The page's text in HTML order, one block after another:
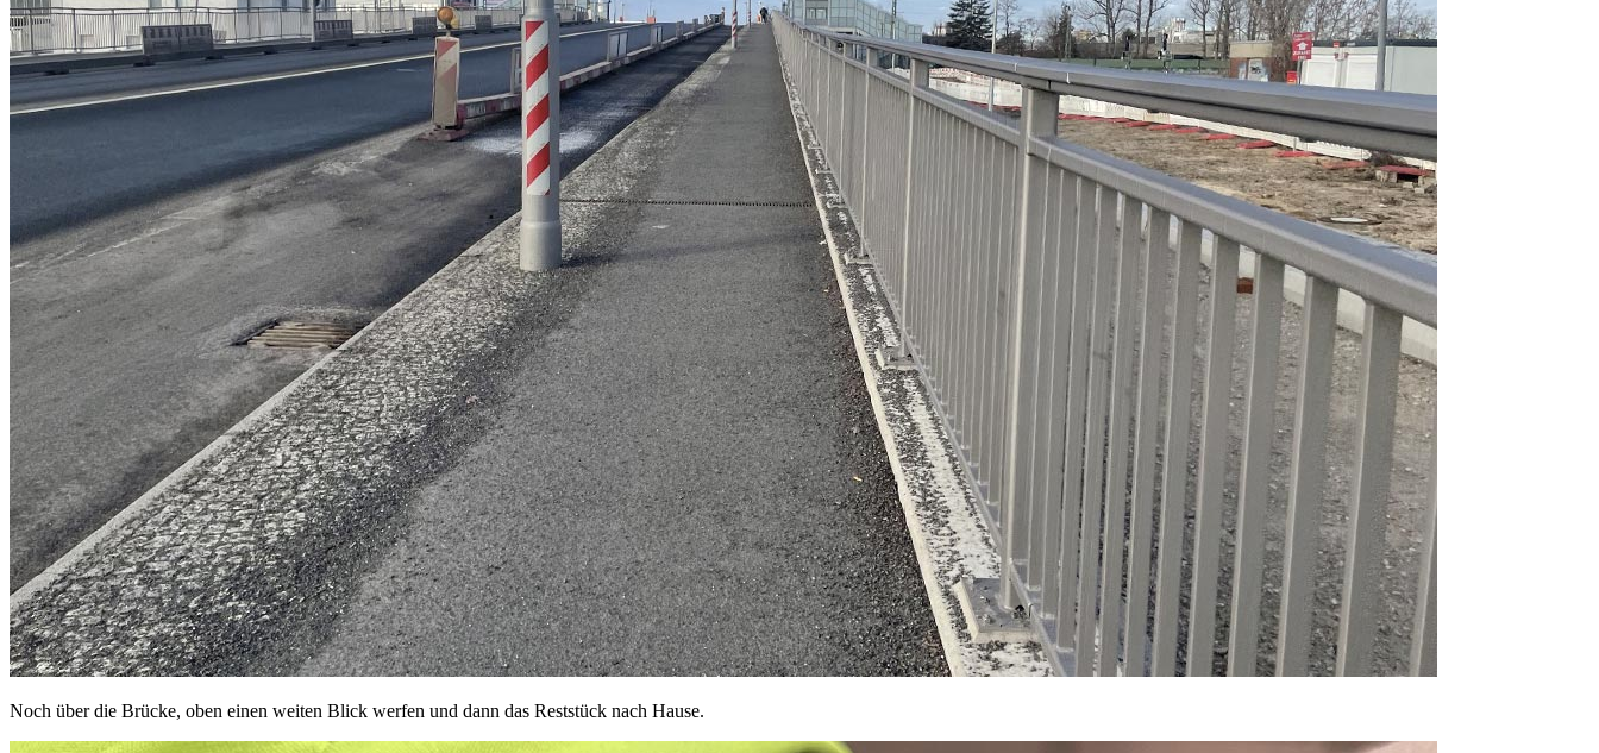
Noch über die Brücke, oben einen weiten Blick werfen und dann das Reststück nach Hause.